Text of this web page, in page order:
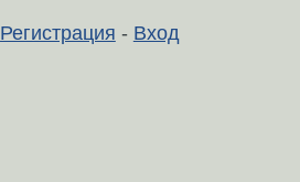
Регистрация - Вход